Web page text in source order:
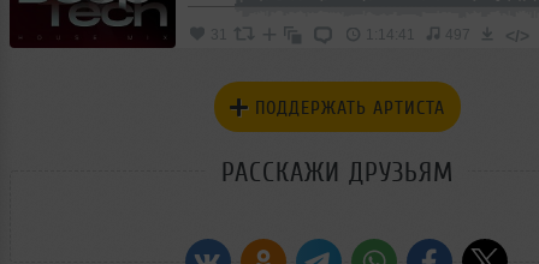
31 497 </>
ПОДДЕРЖАТЬ АРТИСТА
РАССКАЖИ ДРУЗЬЯМ